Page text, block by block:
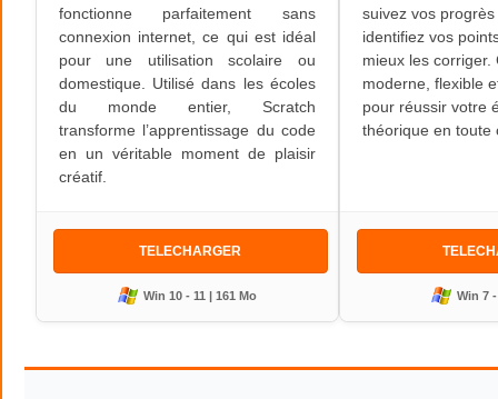
fonctionne parfaitement sans
connexion internet, ce qui est idéal
pour une utilisation scolaire ou
domestique. Utilisé dans les écoles
du monde entier, Scratch
transforme l’apprentissage du code
en un véritable moment de plaisir
créatif.
TELECHARGER
Win 10 - 11 | 161 Mo
suivez vos
identifiez vos
mieux les corriger.
moderne, flexible
pour réussir votre
théorique en toute
Win 7